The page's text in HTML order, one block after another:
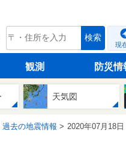
tenki.jp 検索
現
観測 防災情
天気図
過去の地震情報 2020年07月18日